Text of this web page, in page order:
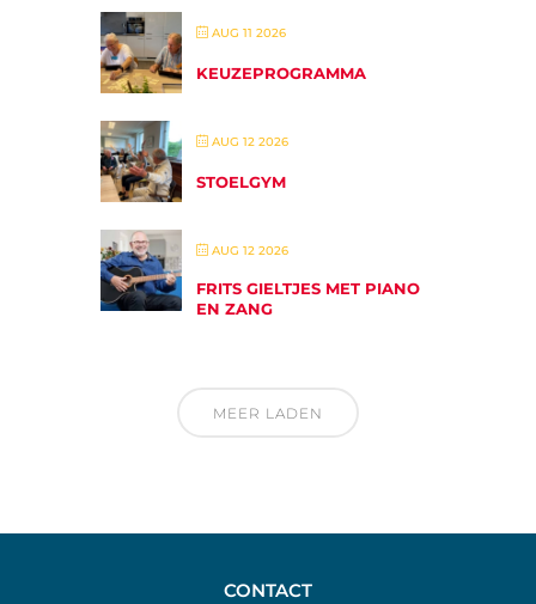
AUG 11 2026
KEUZEPROGRAMMA
AUG 12 2026
STOELGYM
AUG 12 2026
FRITS GIELTJES MET PIANO
EN ZANG
MEER LADEN
CONTACT